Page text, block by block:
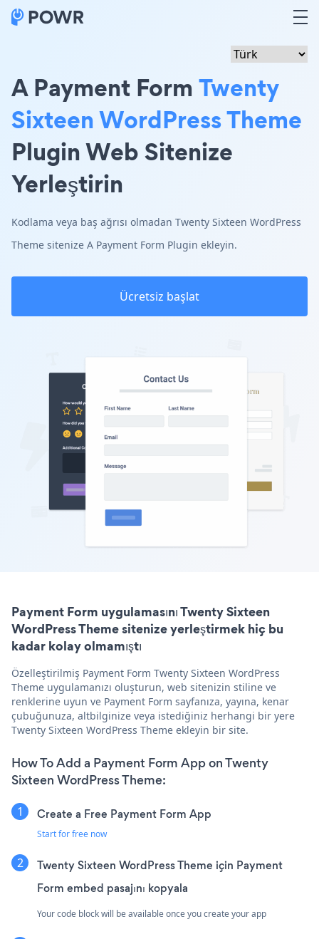
A Payment Form Twenty
Sixteen WordPress Theme
Plugin Web Sitenize
Yerleştirin
Kodlama veya baş ağrısı olmadan Twenty Sixteen WordPress
Theme sitenize A Payment Form Plugin ekleyin.
Ücretsiz başlat
Payment Form uygulamasını Twenty Sixteen
WordPress Theme sitenize yerleştirmek hiç bu
kadar kolay olmamıştı
Özelleştirilmiş Payment Form Twenty Sixteen WordPress
Theme uygulamanızı oluşturun, web sitenizin stiline ve
renklerine uyun ve Payment Form sayfanıza, yayına, kenar
çubuğunuza, altbilginize veya istediğiniz herhangi bir yere
Twenty Sixteen WordPress Theme ekleyin bir site.
How To Add a Payment Form App on Twenty
Sixteen WordPress Theme:
Create a Free Payment Form App
Start for free now
Twenty Sixteen WordPress Theme için Payment
Form embed pasajını kopyala
Your code block will be available once you create your app